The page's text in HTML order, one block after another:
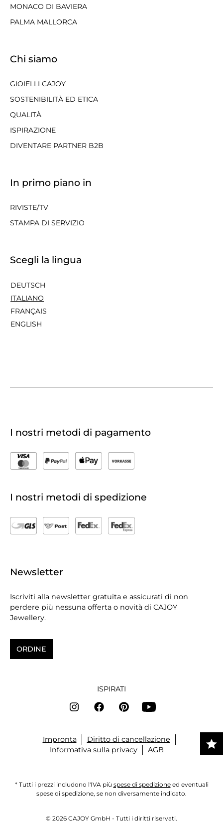
MONACO DI BAVIERA
PALMA MALLORCA
Chi siamo
GIOIELLI CAJOY
SOSTENIBILITÀ ED ETICA
QUALITÀ
ISPIRAZIONE
DIVENTARE PARTNER B2B
In primo piano in
RIVISTE/TV
STAMPA DI SERVIZIO
Scegli la lingua
DEUTSCH
ITALIANO
FRANÇAIS
ENGLISH
I nostri metodi di pagamento
I nostri metodi di spedizione
Newsletter
Iscriviti alla newsletter gratuita e assicurati di non
perdere più nessuna offerta o novità di CAJOY
Jewellery.
ORDINE
ISPIRATI
Impronta
Diritto di cancellazione
Informativa sulla privacy
AGB
* Tutti i prezzi includono l'IVA più spese di spedizioneed eventuali
spese di spedizione, se non diversamente indicato.
© 2026 CAJOY GmbH - Tutti i diritti riservati.